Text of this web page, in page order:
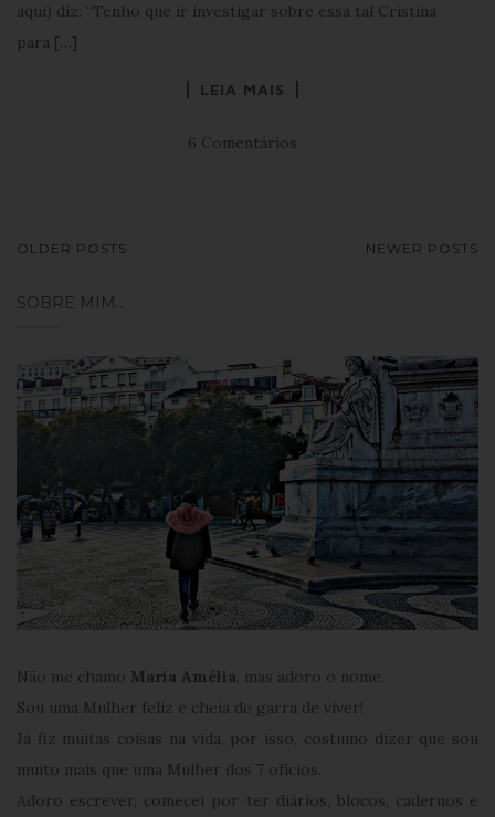
aqui) diz: “Tenho que ir investigar sobre essa tal Cristina
para […]
LEIA MAIS
6 Comentários
NAVEGAÇÃO
POSTS
OLDER POSTS NEWER POSTS
SOBRE MIM…
Não me chamo Maria Amélia, mas adoro o nome.
Sou uma Mulher feliz e cheia de garra de viver!
Já fiz muitas coisas na vida, por isso, costumo dizer que sou
muito mais que uma Mulher dos 7 ofícios.
Adoro escrever, comecei por ter diários, blocos, cadernos e